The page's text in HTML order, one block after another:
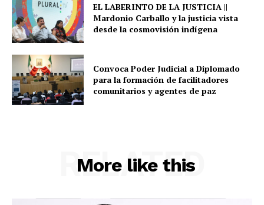
EL LABERINTO DE LA JUSTICIA ||
Mardonio Carballo y la justicia vista
desde la cosmovisión indígena
Convoca Poder Judicial a Diplomado
para la formación de facilitadores
comunitarios y agentes de paz
More like this
RELATED